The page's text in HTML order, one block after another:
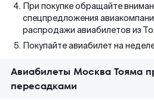
При покупке обращайте
спецпредложения
распродажи авиабилетов из
Покупайте авиабилет на
Авиабилеты Москва Тояма
пересадками